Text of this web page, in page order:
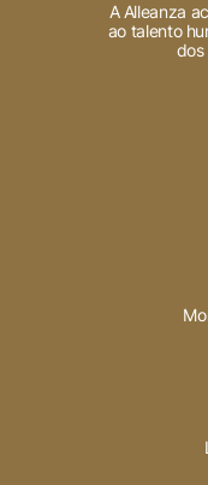
A Alleanza
ao talento
dos